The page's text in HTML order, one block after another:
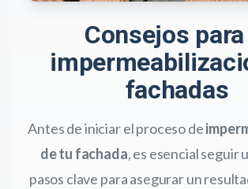
Consejos
fachadas
Antes de iniciar el proceso de
de tu fachada, es esencial seguir
pasos clave para asegurar un